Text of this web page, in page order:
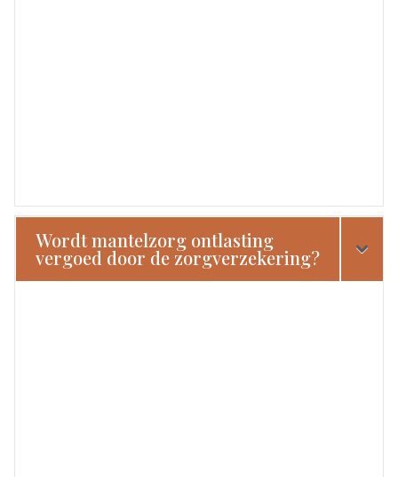
Wordt mantelzorg ontlasting
vergoed door de zorgverzekering?